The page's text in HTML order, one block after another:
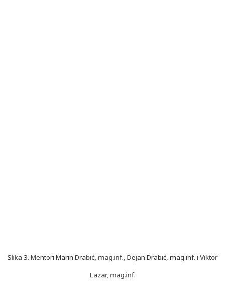
Slika 3. Mentori Marin Drabić, mag.inf., Dejan Drabić, mag.inf. i Viktor
Lazar, mag.inf.